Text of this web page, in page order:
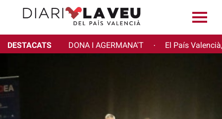
DESTACATS DONA I AGERMANA'T · El País